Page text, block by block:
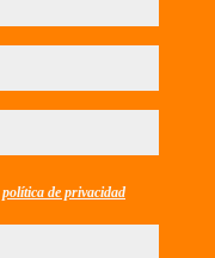
política de privacidad